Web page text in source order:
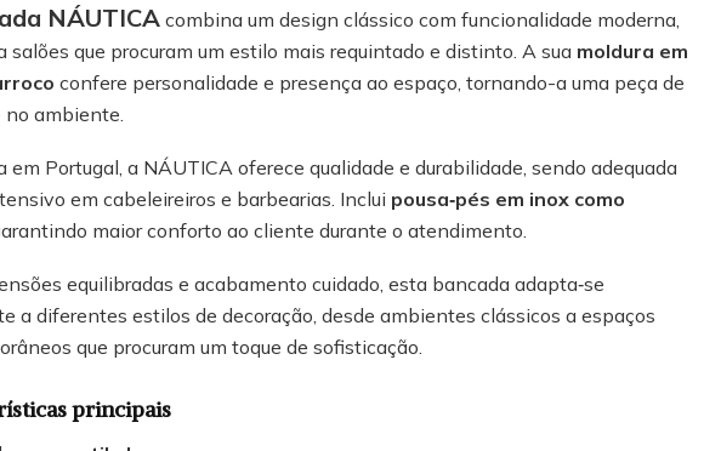
NÁUTICAcombina um design clássico com funcionalidade moderna,
salões que procuram um estilo mais requintado e distinto. A sua moldura em
confere personalidade e presença ao espaço, tornando-a uma peça de
no ambiente.
em Portugal, a NÁUTICA oferece qualidade e durabilidade, sendo adequada
em cabeleireiros e barbearias. Inclui pousa‑pés em inox como
maior conforto ao cliente durante o atendimento.
equilibradas e acabamento cuidado, esta bancada adapta‑se
a diferentes estilos de decoração, desde ambientes clássicos a espaços
que procuram um toque de sofisticação.
principais